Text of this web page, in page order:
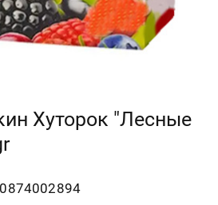
Хуторок "Лесные